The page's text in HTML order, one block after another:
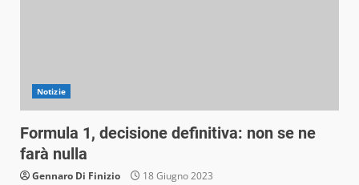
Notizie
Formula 1, decisione definitiva: non se ne
farà nulla
Gennaro Di Finizio 18 Giugno 2023